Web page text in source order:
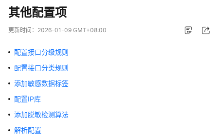
最
新
动
品
介
计
说
其他配置项
更新时间： 2026-01-09 GMT+08:00
配置接口分级规则
配置接口分类规则
添加敏感数据标签
配置IP库
添加脱敏检测算法
解析配置